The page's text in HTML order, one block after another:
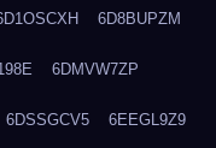
6D8BUPZM
6DMVW7ZP
6DSSGCV5 6EEGL9Z9